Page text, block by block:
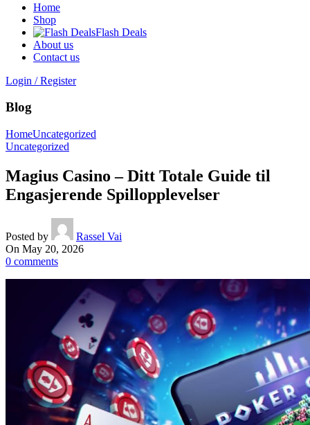
Home
Shop
Flash Deals
About us
Contact us
Login / Register
Blog
HomeUncategorized
Uncategorized
Magius Casino – Ditt Totale Guide til
Engasjerende Spillopplevelser
Posted by
Rassel Vai
On May 20, 2026
0 comments